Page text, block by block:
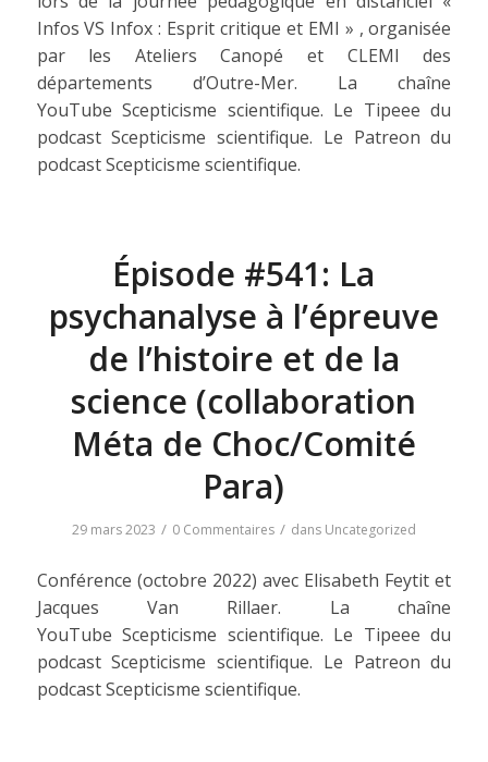
Infos VS Infox : Esprit critique et EMI » , organisée
par les Ateliers Canopé et CLEMI des
départements d’Outre-Mer. La chaîne
YouTube Scepticisme scientifique. Le Tipeee du
podcast Scepticisme scientifique. Le Patreon du
podcast Scepticisme scientifique.
Épisode #541: La
psychanalyse à l’épreuve
de l’histoire et de la
science (collaboration
Méta de Choc/Comité
Para)
29 mars 2023 / 0 Commentaires / dans Uncategorized
Conférence (octobre 2022) avec Elisabeth Feytit et
Jacques Van Rillaer. La chaîne
YouTube Scepticisme scientifique. Le Tipeee du
podcast Scepticisme scientifique. Le Patreon du
podcast Scepticisme scientifique.